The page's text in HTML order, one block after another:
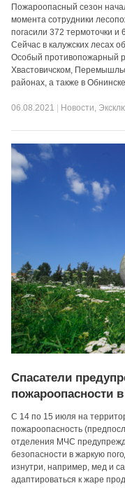
Пожароопасный сезон
момента сотрудники
погасили 372 термоточки
Сейчас в калужских лесах
Особый противопожарный
Хвастовичском,
районах, а также в
06.08.2021 Новости,
Спасатели
пожароопасности
С 14 по 15 июля на
пожароопасность
отделения МЧС
безопасности в жаркую
изнутри, например, мед и
адаптироваться к жаре